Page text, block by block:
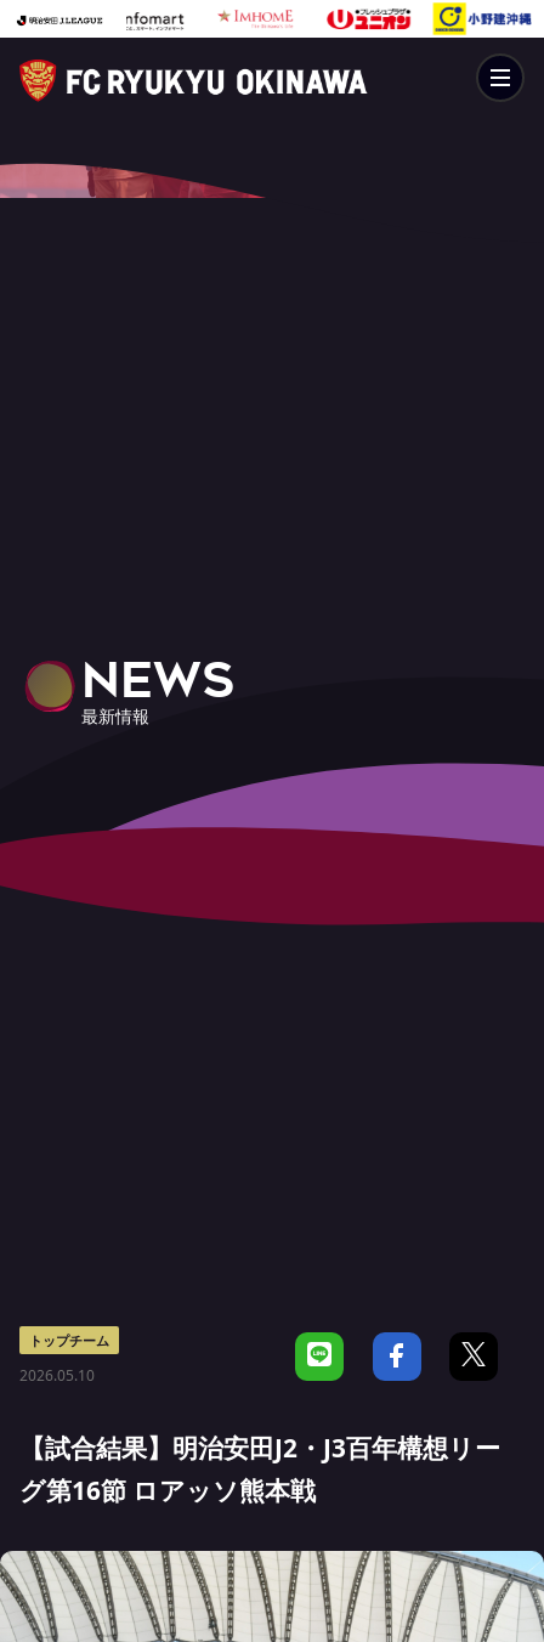
NEWS
最新情報
トップチーム
2026.05.10
【試合結果】明治安田J2・J3百年構想リー
グ第16節 ロアッソ熊本戦